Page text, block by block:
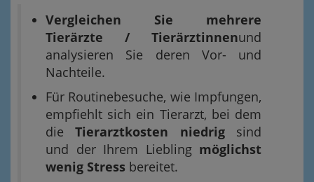
Vergleichen Sie mehrere
Tierärzte / Tierärztinnenund
analysieren Sie deren Vor- und
Nachteile.
Für Routinebesuche, wie Impfungen,
empfiehlt sich ein Tierarzt, bei dem
dieTierarztkosten niedrigsind
und der Ihrem Liebling möglichst
wenig Stress bereitet.